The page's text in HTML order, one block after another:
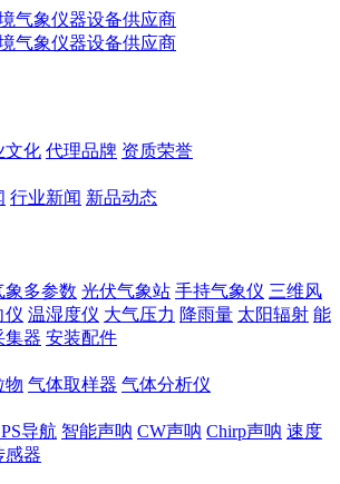
文化 代理品牌 资质荣誉
行业新闻 新品动态
象多参数 光伏气象站 手持气象仪 三维风
仪 温湿度仪 大气压力 降雨量 太阳辐射 能
集器 安装配件
物 气体取样器 气体分析仪
导航 智能声呐 CW声呐 Chirp声呐 速度
感器